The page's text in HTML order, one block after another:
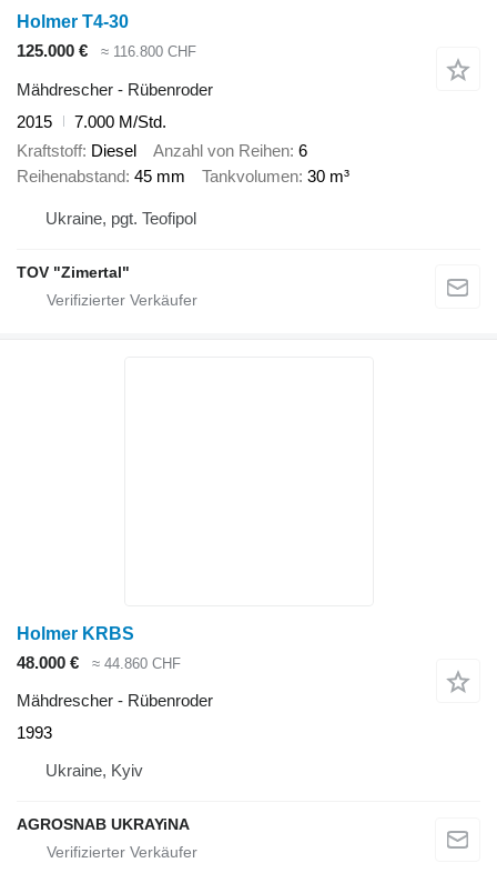
Holmer T4-30
125.000 €
≈ 116.800 CHF
Mähdrescher - Rübenroder
2015
7.000 M/Std.
Kraftstoff Diesel Anzahl von Reihen 6
Reihenabstand 45 mm Tankvolumen 30 m³
Ukraine, pgt. Teofipol
TOV "Zimertal"
Holmer KRBS
48.000 €
≈ 44.860 CHF
Mähdrescher - Rübenroder
1993
Ukraine, Kyiv
AGROSNAB UKRAYiNA